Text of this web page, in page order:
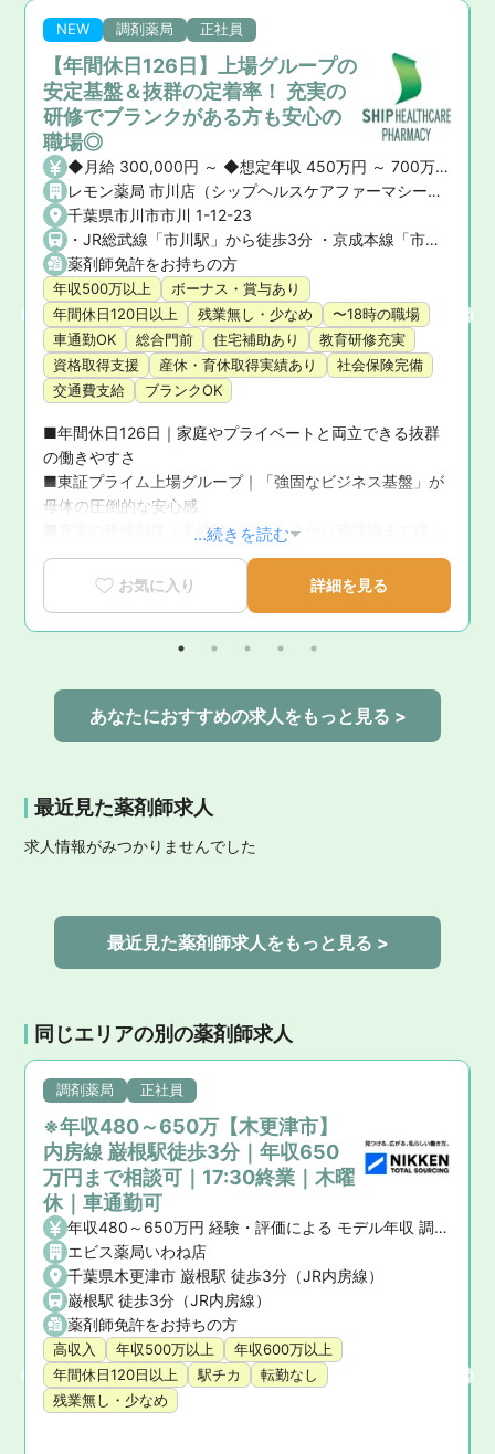
NEW 調剤薬局 正社員
【年間休日126日】上場グループの
安定基盤＆抜群の定着率！ 充実の
研修でブランクがある方も安心の
職場◎
◆月給 300,000円 ～ ◆想定年収 450万円 ～ 700万円 ※ご経験や前職の給与を考慮の上、決定いたします。 ◆昇給・賞与 ・昇給： あり ・賞与： あり（年2回）
レモン薬局 市川店（シップヘルスケアファーマシー株式会社）
千葉県市川市市川 1-12-23
・JR総武線「市川駅」から徒歩3分 ・京成本線「市川真間駅」から徒歩5分
薬剤師免許をお持ちの方
年収500万以上
ボーナス・賞与あり
年間休日120日以上
残業無し・少なめ
〜18時の職場
車通勤OK
総合門前 住宅補助あり
教育研修充実
資格取得支援
産休・育休取得実績あり
社会保険完備
交通費支給
ブランクOK
■年間休日126日｜家庭やプライベートと両立できる抜群
の働きやすさ
■東証プライム上場グループ｜「強固なビジネス基盤」が
母体の圧倒的な安心感
■充実の研修制度｜未経験・ブランクから管理職まで成長
を徹底サポート
■育休復帰率100％！｜ライフステージの変化に寄り添う
手厚いサポート体制
■新卒3年定着率95.5％｜「社員が転職活動をしなくてい
い環境」を追求した実績
...続きを読む
お気に入り 詳細を見る
あなたにおすすめの求人をもっと見る >
最近見た薬剤師求人
求人情報がみつかりませんでした
最近見た薬剤師求人をもっと見る >
同じエリアの別の薬剤師求人
調剤薬局 正社員
※年収480～650万【木更津市】
内房線 巌根駅徒歩3分｜年収650
万円まで相談可｜17:30終業｜木曜
休｜車通勤可
年収480～650万円 経験・評価による モデル年収 調剤経験10年 600万円 交通費
エビス薬局いわね店
千葉県木更津市 巌根駅 徒歩3分（JR内房線）
巌根駅 徒歩3分（JR内房線）
薬剤師免許をお持ちの方
高収入 年収500万以上
年収600万以上
年間休日120日以上
駅チカ
転勤なし
残業無し・少なめ